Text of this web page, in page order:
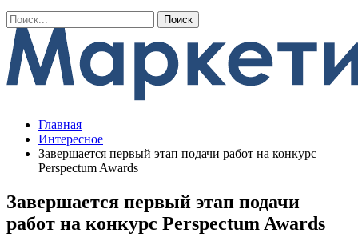
Главная
Интересное
Завершается первый этап подачи работ на конкурс
Perspectum Awards
Завершается первый этап подачи
работ на конкурс Perspectum Awards